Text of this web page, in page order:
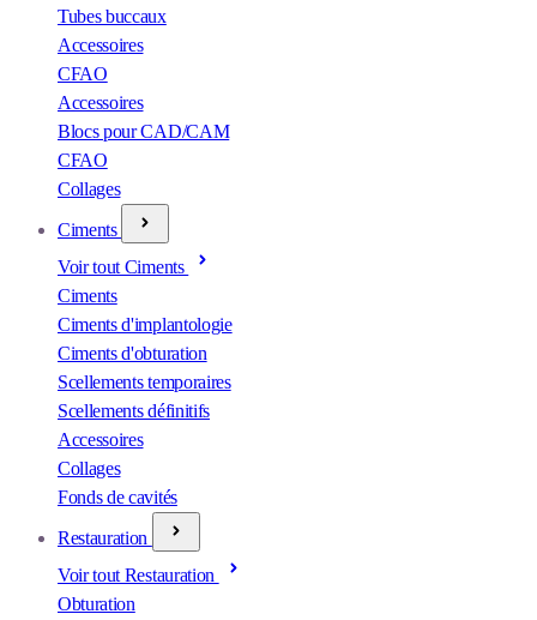
Tubes buccaux
Accessoires
CFAO
Accessoires
Blocs pour CAD/CAM
CFAO
Collages
Ciments
Voir tout Ciments
Ciments
Ciments d'implantologie
Ciments d'obturation
Scellements temporaires
Scellements définitifs
Accessoires
Collages
Fonds de cavités
Restauration
Voir tout Restauration
Obturation